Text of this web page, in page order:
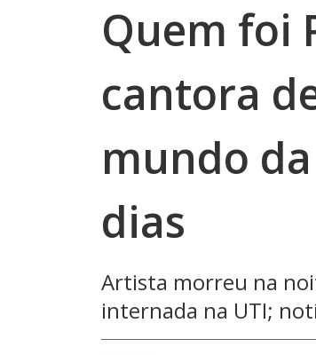
Quem foi
cantora
mundo
dias
Artista morreu na
internada na UTI;